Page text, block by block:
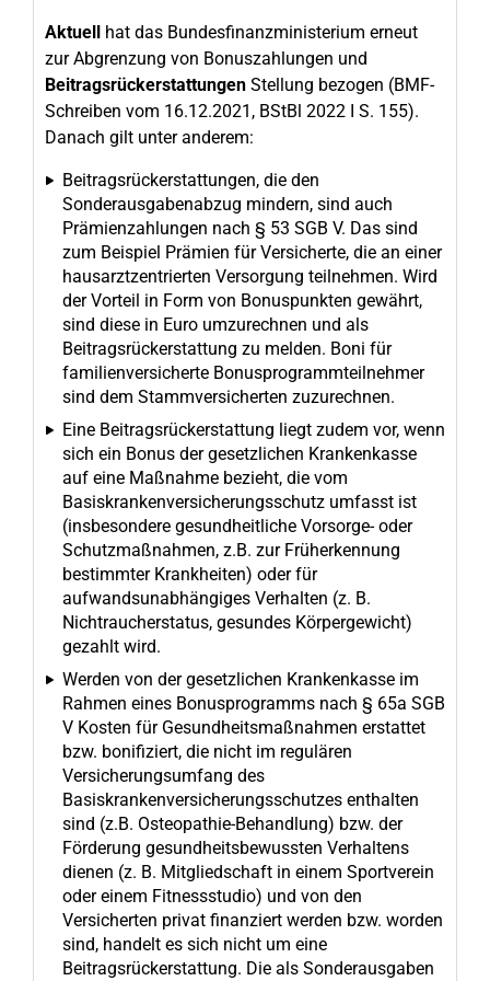
Aktuell hat das Bundesfinanzministerium erneut
zur Abgrenzung von Bonuszahlungen und
Beitragsrückerstattungen Stellung bezogen (BMF-
Schreiben vom 16.12.2021, BStBl 2022 I S. 155).
Danach gilt unter anderem:
Beitragsrückerstattungen, die den
Sonderausgabenabzug mindern, sind auch
Prämienzahlungen nach § 53 SGB V. Das sind
zum Beispiel Prämien für Versicherte, die an einer
hausarztzentrierten Versorgung teilnehmen. Wird
der Vorteil in Form von Bonuspunkten gewährt,
sind diese in Euro umzurechnen und als
Beitragsrückerstattung zu melden. Boni für
familienversicherte Bonusprogrammteilnehmer
sind dem Stammversicherten zuzurechnen.
Eine Beitragsrückerstattung liegt zudem vor, wenn
sich ein Bonus der gesetzlichen Krankenkasse
auf eine Maßnahme bezieht, die vom
Basiskrankenversicherungsschutz umfasst ist
(insbesondere gesundheitliche Vorsorge- oder
Schutzmaßnahmen, z.B. zur Früherkennung
bestimmter Krankheiten) oder für
aufwandsunabhängiges Verhalten (z. B.
Nichtraucherstatus, gesundes Körpergewicht)
gezahlt wird.
Werden von der gesetzlichen Krankenkasse im
Rahmen eines Bonusprogramms nach § 65a SGB
V Kosten für Gesundheitsmaßnahmen erstattet
bzw. bonifiziert, die nicht im regulären
Versicherungsumfang des
Basiskrankenversicherungsschutzes enthalten
sind (z.B. Osteopathie-Behandlung) bzw. der
Förderung gesundheitsbewussten Verhaltens
dienen (z. B. Mitgliedschaft in einem Sportverein
oder einem Fitnessstudio) und von den
Versicherten privat finanziert werden bzw. worden
sind, handelt es sich nicht um eine
Beitragsrückerstattung. Die als Sonderausgaben